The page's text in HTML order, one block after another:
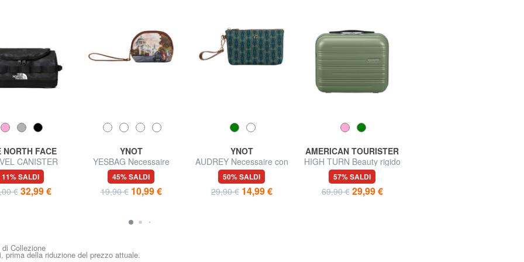
NORTH FACE
CANISTER
con gancio
11% SALDI
€ 32,99 €
YNOT
YESBAG Necessaire
45% SALDI
19,90 € 10,99 €
YNOT
AUDREY Necessaire con
polsierina
50% SALDI
29,90 € 14,99 €
AMERICAN TOURISTER
HIGH TURN Beauty rigido
con tracolla
57% SALDI
69,90 € 29,99 €
Collezione
della riduzione del prezzo attuale.